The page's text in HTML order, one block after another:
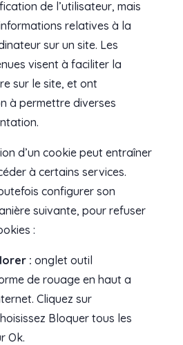
de l’utilisateur, mais
relatives à la
sur un site. Les
visent à faciliter la
sur le site, et ont
à permettre diverses
d’un cookie peut entraîner
à certains services.
configurer son
suivante, pour refuser
:
: onglet outil
de rouage en haut a
Cliquez sur
Bloquer tous les
Ok.